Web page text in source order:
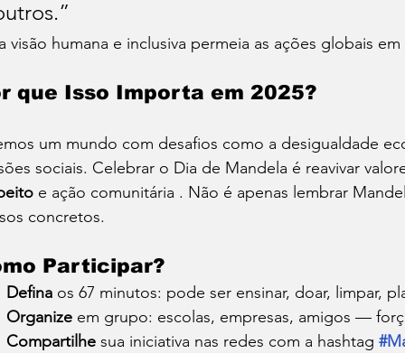
visão humana e inclusiva permeia as ações globais
que Isso Importa em 2025?
um mundo com desafios como a desigualdade
sociais. Celebrar o Dia de Mandela é reavivar
e ação comunitária . Não é apenas lembrar
concretos.
Participar?
Defina os 67 minutos: pode ser ensinar, doar, limpar,
Organize em grupo: escolas, empresas, amigos —
Compartilhe sua iniciativa nas redes com a hashtag